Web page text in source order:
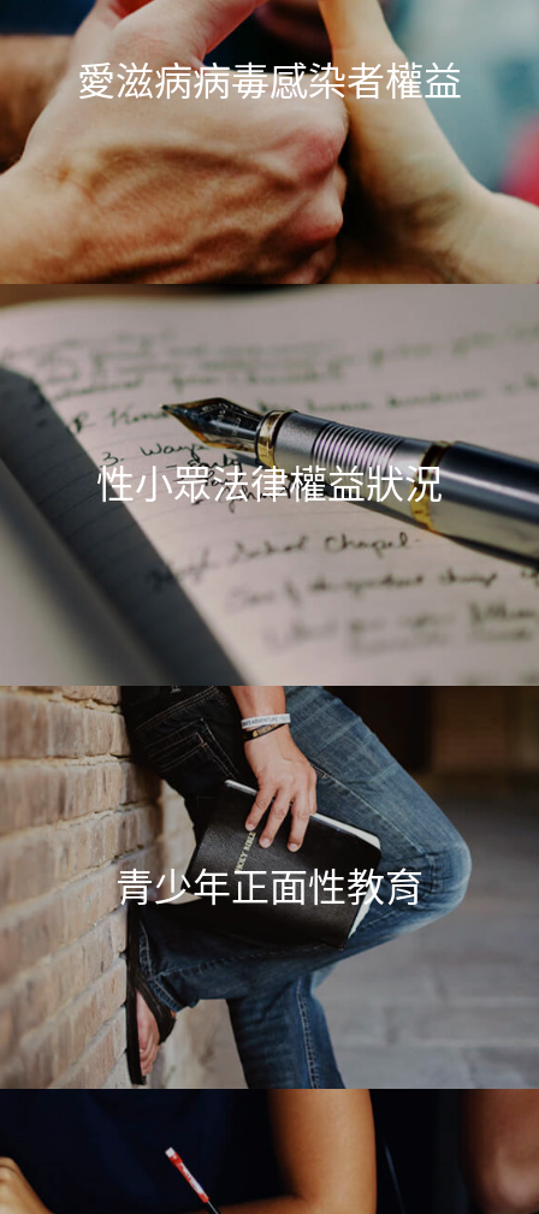
愛滋病病毒感染者權益
性小眾法律權益狀況
青少年正面性教育